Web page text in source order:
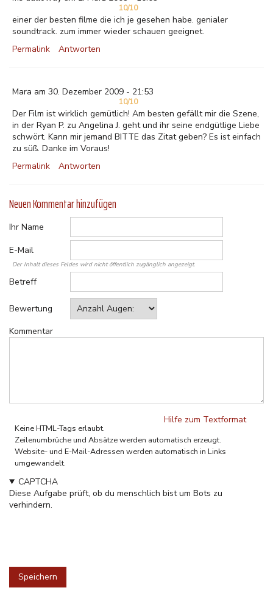
10/10
einer der besten filme die ich je gesehen habe. genialer
soundtrack. zum immer wieder schauen geeignet.
Permalink
Antworten
Mara am 30. Dezember 2009 - 21:53
10/10
Der Film ist wirklich gemütlich! Am besten gefällt mir die Szene,
in der Ryan P. zu Angelina J. geht und ihr seine endgütlige Liebe
schwört. Kann mir jemand BITTE das Zitat geben? Es ist einfach
zu süß. Danke im Voraus!
Permalink
Antworten
Neuen Kommentar hinzufügen
Ihr Name
E-Mail
Der Inhalt dieses Feldes wird nicht öffentlich zugänglich angezeigt.
Betreff
Bewertung
Kommentar
Hilfe zum Textformat
Keine HTML-Tags erlaubt.
Zeilenumbrüche und Absätze werden automatisch erzeugt.
Website- und E-Mail-Adressen werden automatisch in Links
umgewandelt.
CAPTCHA
Diese Aufgabe prüft, ob du menschlich bist um Bots zu
verhindern.